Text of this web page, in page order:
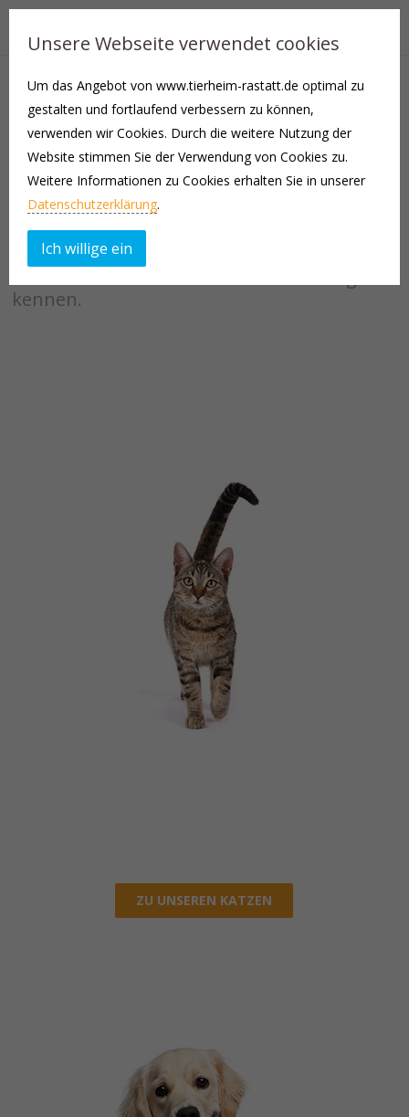
Tierheim Rastatt
Wir möchten Ihnen hier unseren
Tierschutzverein und das vereinseigene
Tierheim vorstellen und Sie über unsere
Tierschutzarbeit informieren. Schauen Sie
einfach einmal bei uns vorbei und lernen Sie
kennen.
ZU UNSEREN KATZEN
Unsere Webseite verwendet cookies
Um das Angebot von www.tierheim-rastatt.de optimal zu
gestalten und fortlaufend verbessern zu können,
verwenden wir Cookies. Durch die weitere Nutzung der
Website stimmen Sie der Verwendung von Cookies zu.
Weitere Informationen zu Cookies erhalten Sie in unserer
Datenschutzerklärung.
Ich willige ein